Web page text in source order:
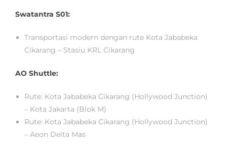
Swatantra S01:
Transportasi modern dengan rute Kota Jababeka
Cikarang – Stasiu KRL Cikarang
AO Shuttle:
Rute: Kota Jababeka Cikarang (Hollywood Junction)
– Kota Jakarta (Blok M)
Rute: Kota Jababeka Cikarang (Hollywood Junction)
– Aeon Delta Mas